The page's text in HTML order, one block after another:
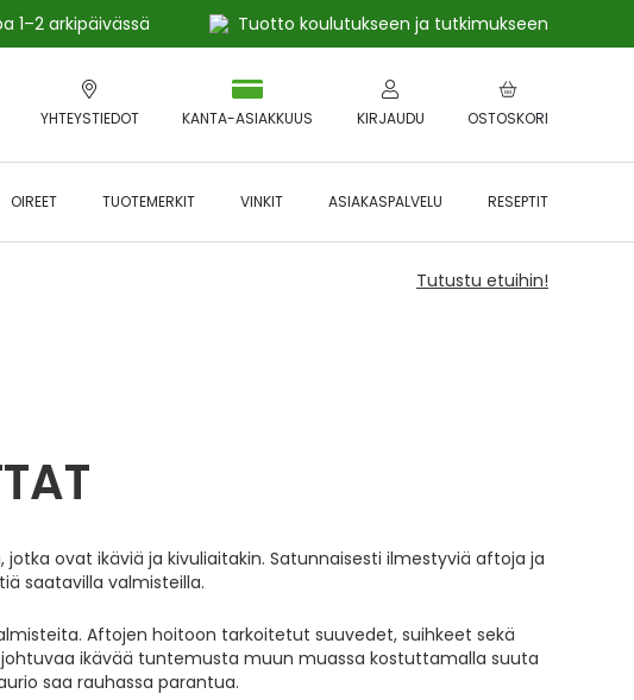
1–2 arkipäivässä
Tuotto koulutukseen ja tutkimukseen
YHTEYSTIEDOT OSTOSKORI
KANTA-ASIAKKUUS KIRJAUDU
OIREET TUOTEMERKIT VINKIT ASIAKASPALVELU RESEPTIT
Tutustu etuihin!
ovat ikäviä ja kivuliaitakin. Satunnaisesti ilmestyviä aftoja ja
saatavilla valmisteilla.
Aftojen hoitoon tarkoitetut suuvedet, suihkeet sekä
ikävää tuntemusta muun muassa kostuttamalla suuta
saa rauhassa parantua.